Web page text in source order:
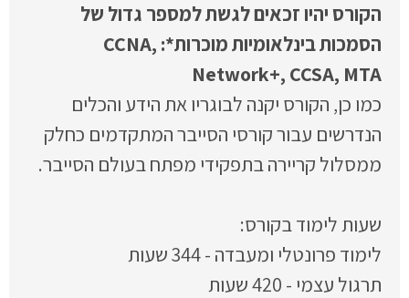
הקורס יהיו זכאים לגשת למספר גדול של
הסמכות בינלאומיות מוכרות*: CCNA,
Network+, CCSA, MTA
כמו כן, הקורס יקנה לבוגריו את הידע והכלים
הנדרשים עבור קורסי הסייבר המתקדמים כחלק
ממסלול קריירה בתפקידי מפתח בעולם הסייבר.
שעות לימוד בקורס:
לימוד פרונטלי ומעבדה - 344 שעות
תרגול עצמי - 420 שעות